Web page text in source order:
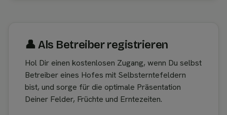
👤︎ Als Betreiber registrieren
Hol Dir einen kostenlosen Zugang, wenn Du selbst
Betreiber eines Hofes mit Selbsterntefeldern
bist, und sorge für die optimale Präsentation
Deiner Felder, Früchte und Erntezeiten.